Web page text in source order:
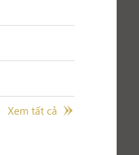
Xem tất cả